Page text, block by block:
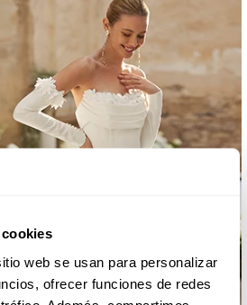
web se usan para personalizar
ofrecer funciones de redes